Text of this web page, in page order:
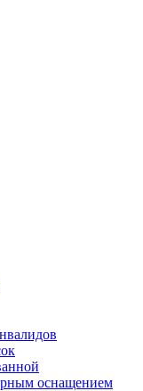
оснащением